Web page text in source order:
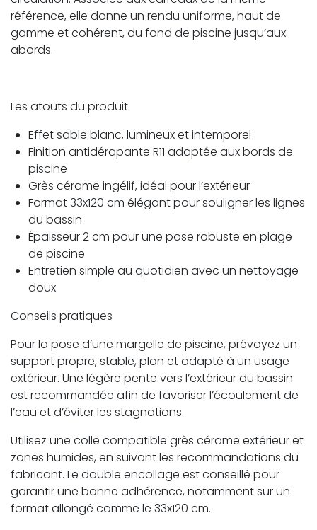
référence, elle donne un rendu uniforme, haut de
gamme et cohérent, du fond de piscine jusqu’aux
abords.
Les atouts du produit
Effet sable blanc, lumineux et intemporel
Finition antidérapante R11 adaptée aux bords de
piscine
Grès cérame ingélif, idéal pour l’extérieur
Format 33x120 cm élégant pour souligner les lignes
du bassin
Épaisseur 2 cm pour une pose robuste en plage
de piscine
Entretien simple au quotidien avec un nettoyage
doux
Conseils pratiques
Pour la pose d’une margelle de piscine, prévoyez un
support propre, stable, plan et adapté à un usage
extérieur. Une légère pente vers l’extérieur du bassin
est recommandée afin de favoriser l’écoulement de
l’eau et d’éviter les stagnations.
Utilisez une colle compatible grès cérame extérieur et
zones humides, en suivant les recommandations du
fabricant. Le double encollage est conseillé pour
garantir une bonne adhérence, notamment sur un
format allongé comme le 33x120 cm.